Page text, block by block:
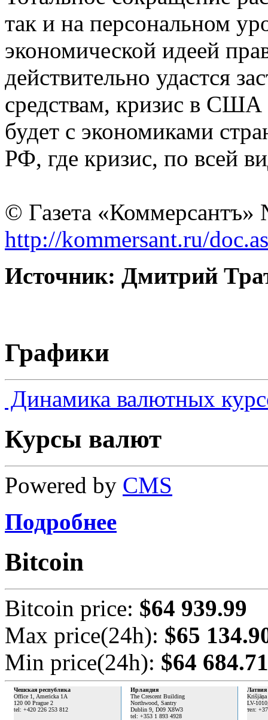
так и на персональном
экономической идеей
действительно удастся
средствам, кризис в США
будет с экономиками
РФ, где кризис, по всей
© Газета
http://kommersant.ru/
Источник: Дмитрий
Графики
Динамика валютных
Курсы валют
Powered by CMS
Подробнее
Bitcoin
Bitcoin price: $64 939.99
Max price(24h): $65
Min price(24h): $64 684.71
Чешская республика
Office 1, Americka 1A
120 00 Prague 2
tel: +420 226 253 812
Ирландия
The Crescent Building
Northwood, Santry
Dublin 9, D09 X8W3
tel: +353 1 893 4928
Латвия
Krišjāņa
LV-
тел: